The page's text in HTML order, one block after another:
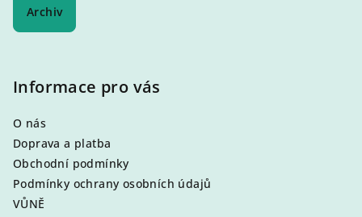
Archiv
Informace pro vás
O nás
Doprava a platba
Obchodní podmínky
Podmínky ochrany osobních údajů
VŮNĚ